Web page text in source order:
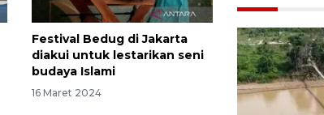
Festival Bedug di Jakarta
diakui untuk lestarikan seni
budaya Islami
16 Maret 2024